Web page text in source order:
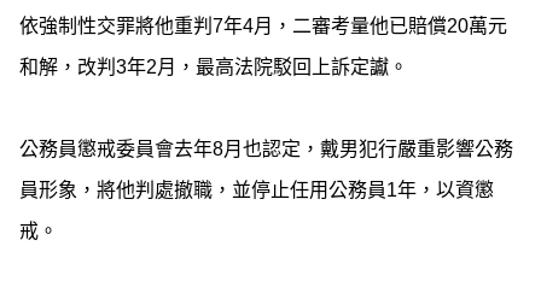
依強制性交罪將他重判7年4月，二審考量他已賠償20萬元
和解，改判3年2月，最高法院駁回上訴定讞。
公務員懲戒委員會去年8月也認定，戴男犯行嚴重影響公務
員形象，將他判處撤職，並停止任用公務員1年，以資懲
戒。